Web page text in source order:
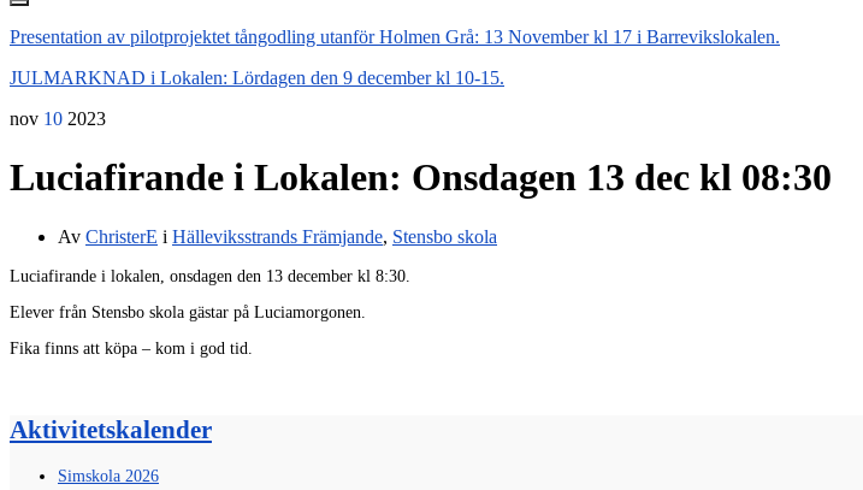
Presentation av pilotprojektet tångodling utanför Holmen Grå: 13 November kl 17 i Barrevikslokalen.
JULMARKNAD i Lokalen: Lördagen den 9 december kl 10-15.
nov 10 2023
Luciafirande i Lokalen: Onsdagen 13 dec kl 08:30
Av ChristerE i Hälleviksstrands Främjande, Stensbo skola
Luciafirande i lokalen, onsdagen den 13 december kl 8:30.
Elever från Stensbo skola gästar på Luciamorgonen.
Fika finns att köpa – kom i god tid.
Aktivitetskalender
Simskola 2026